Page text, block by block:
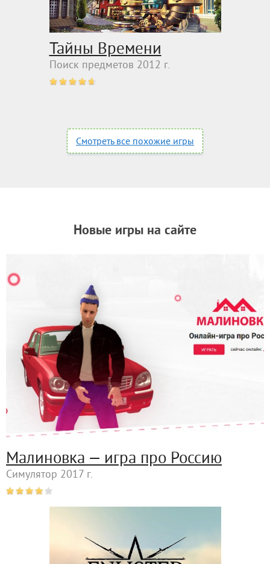
Тайны Времени
Поиск предметов 2012 г.
Смотреть все похожие игры
Новые игры на сайте
Малиновка — игра про Россию
Симулятор 2017 г.